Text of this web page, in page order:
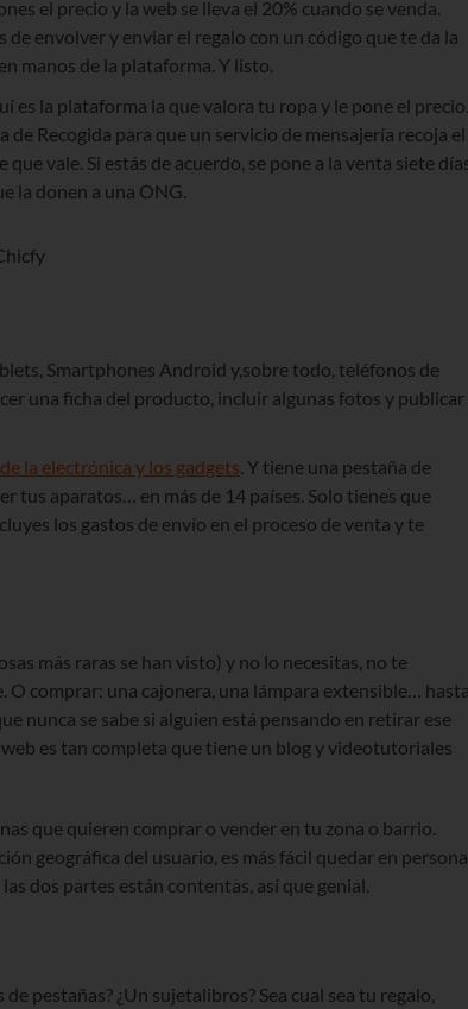
el precio y la web se lleva el 20% cuando se venda.
envolver y enviar el regalo con un código que te da la
manos de la plataforma. Y listo.
es la plataforma la que valora tu ropa y le pone el precio.
Recogida para que un servicio de mensajería recoja el
vale. Si estás de acuerdo, se pone a la venta siete
la donen a una ONG.
Smartphones Android y,sobre todo, teléfonos de
una ficha del producto, incluir algunas fotos y publicar
la electrónica y los gadgets . Y tiene una pestaña de
tus aparatos… en más de 14 países. Solo tienes que
los gastos de envío en el proceso de venta y te
más raras se han visto) y no lo necesitas, no te
O comprar: una cajonera, una lámpara extensible…
nunca se sabe si alguien está pensando en retirar ese
es tan completa que tiene un blog y videotutoriales
que quieren comprar o vender en tu zona o barrio.
geográfica del usuario, es más fácil quedar en persona
dos partes están contentas, así que genial.
pestañas? ¿Un sujetalibros? Sea cual sea tu regalo,